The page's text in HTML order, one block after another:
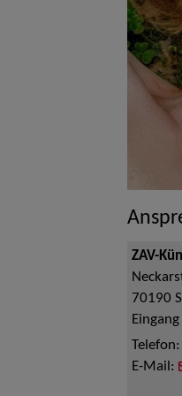
ZAV-
70190
Telefon:
E-Mail: